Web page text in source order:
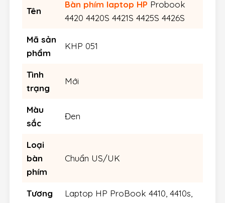
Tên
Bàn phím laptop HP Probook
4420 4420S 4421S 4425S 4426S
Mã sản
phẩm
KHP 051
Tình
trạng
Mới
Màu
sắc
Đen
Loại
bàn
phím
Chuẩn US/UK
Tương
Laptop HP ProBook 4410, 4410s,